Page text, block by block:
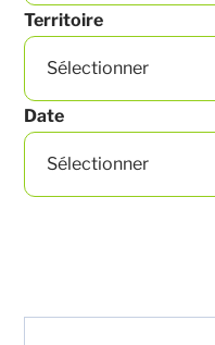
Territoire
Date